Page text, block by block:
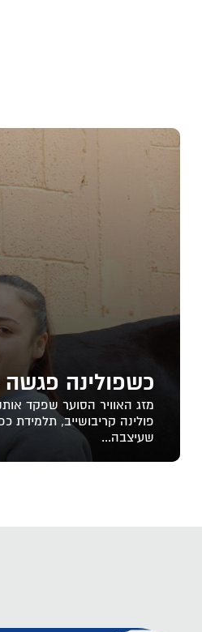
כשפולינה פגשה
מזג האוויר הסוער שפקד
פולינה קריבושייב, תלמידת
שעיצבה...